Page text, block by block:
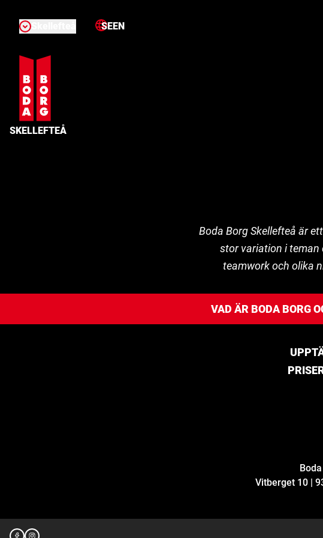
SEEN
SKELLEFTEÅ
Boda Borg Skellefteå är
stor variation i teman
teamwork och olika
VAD ÄR BODA BORG
Vitberget 10 |